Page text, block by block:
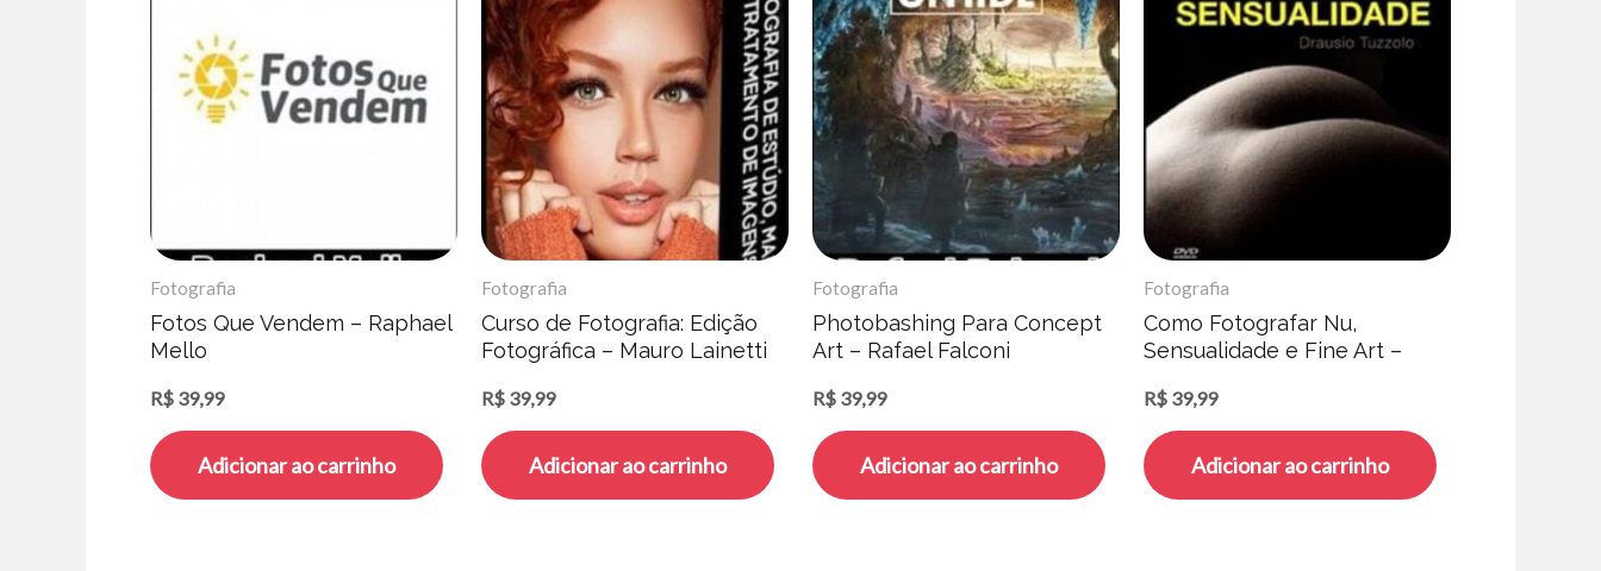
Fotografia
Fotos Que Vendem – Raphael
Mello
R$ 39,99
Adicionar ao carrinho
Fotografia
Curso de Fotografia: Edição
Fotográfica – Mauro Lainetti
R$ 39,99
Adicionar ao carrinho
Fotografia
Photobashing Para Concept
Art – Rafael Falconi
R$ 39,99
Adicionar ao carrinho
Fotografia
Como Fotografar Nu,
Sensualidade e Fine Art –
R$ 39,99
Adicionar ao carrinho